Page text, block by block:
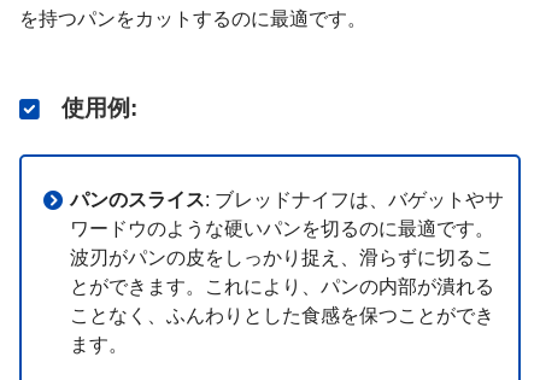
を持つパンをカットするのに最適です。
使用例:
パンのスライス: ブレッドナイフは、バゲットやサ
ワードウのような硬いパンを切るのに最適です。
波刃がパンの皮をしっかり捉え、滑らずに切るこ
とができます。これにより、パンの内部が潰れる
ことなく、ふんわりとした食感を保つことができ
ます。